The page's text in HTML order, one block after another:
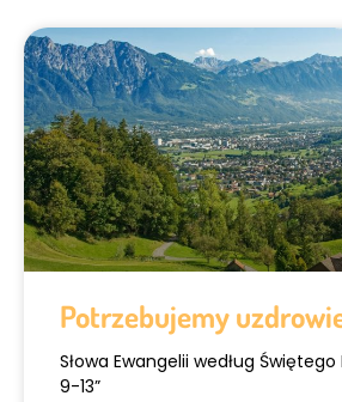
Potrzebujemy
Słowa Ewangelii według
9-13”